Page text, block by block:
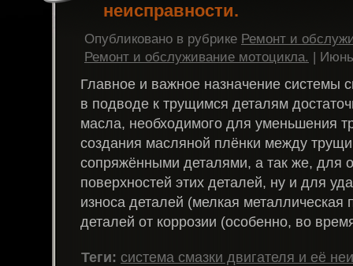
неисправности.
Опубликовано в рубрике Ремонт и
Ремонт и обслуживание мотоцикла. |
Главное и важное назначение системы
в подводе к трущимся деталям
масла, необходимого для уменьшения
создания масляной плёнки между
сопряжёнными деталями, а так же, для
поверхностей этих деталей, ну и для
износа деталей (мелкая
деталей от коррозии (особенно, во
Теги: система смазки двигателя и её